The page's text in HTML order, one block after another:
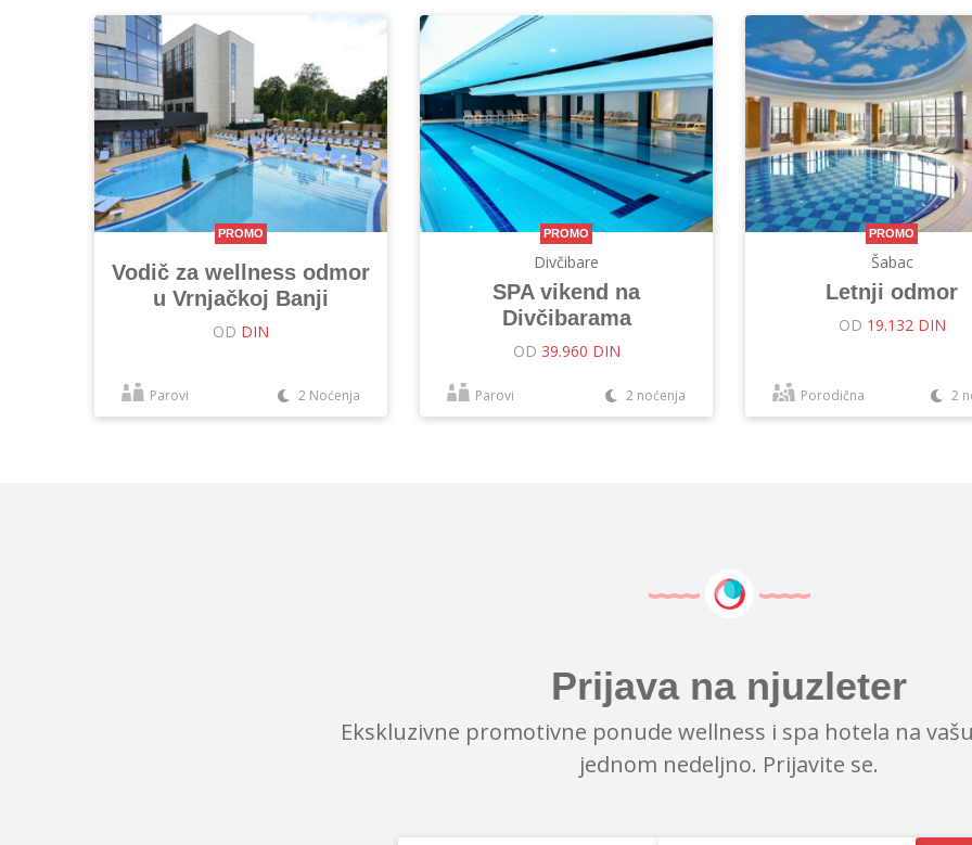
PROMO
Vodič za wellness odmor
u Vrnjačkoj Banji
OD DIN
Parovi 2 Noćenja
PROMO
Divčibare
SPA vikend na
Divčibarama
OD 39.960 DIN
Parovi 2 noćenja
PROMO
Šabac
Letnji odmor
OD 19.132 DIN
Porodična 2
Prijava na njuzleter
Ekskluzivne promotivne ponude wellness i spa hotela na
jednom nedeljno. Prijavite se.